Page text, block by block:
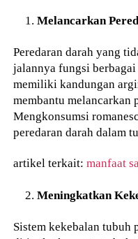
Melancarkan
Peredaran darah yang
jalannya fungsi
memiliki kandungan
membantu melancarkan
Mengkonsumsi
peredaran darah dalam
artikel terkait:manfaat
Meningkatkan
Sistem kekebalan tubuh